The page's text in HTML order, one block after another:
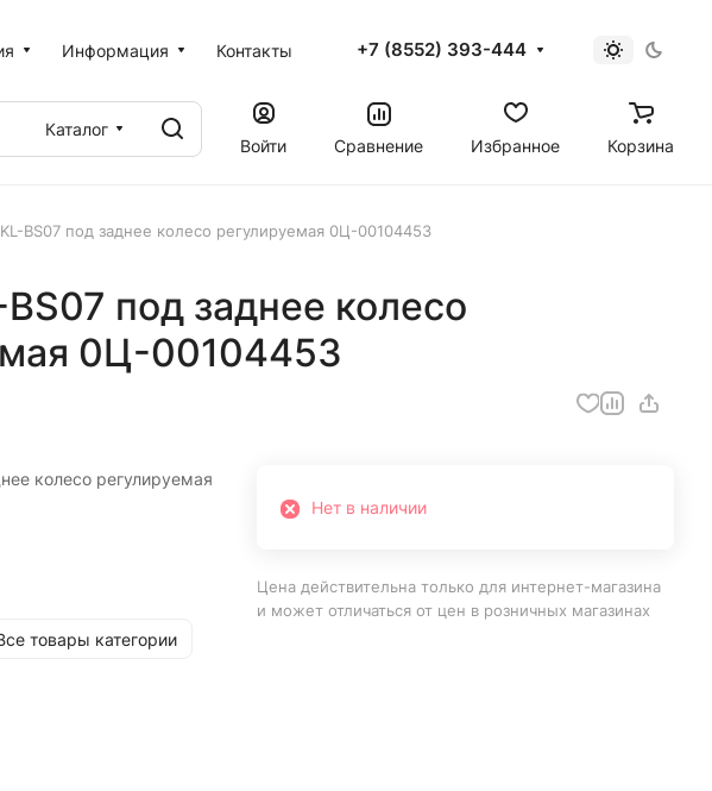
Информация Контакты +7 (8552) 393-444
Каталог
Войти
Сравнение Избранное Корзина
BS07 под заднее колесо регулируемая 0Ц-00104453
под заднее колесо
0Ц-00104453
колесо регулируемая
товары категории
Нет в наличии
Цена действительна только для интернет-магазина
и может отличаться от цен в розничных магазинах